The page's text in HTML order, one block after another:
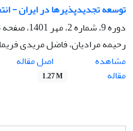
توسعه تجدیدپذیر‌ها در ایران -
دوره 9، شماره 2، مهر 1401، صفحه
رحیمه مرادیان، فاضل مریدی
مشاهده
مقاله
اصل مقاله
1.27 M